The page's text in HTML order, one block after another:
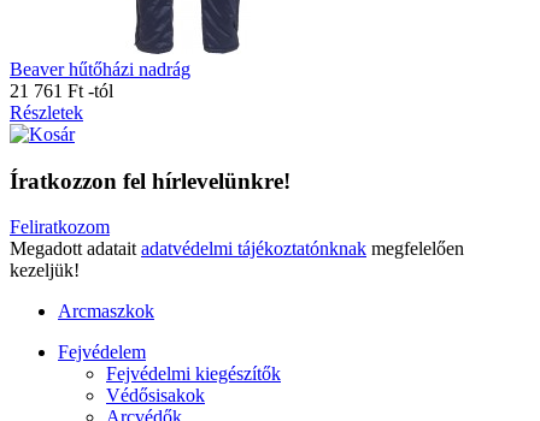
Beaver hűtőházi nadrág
21 761 Ft -tól
Részletek
Íratkozzon fel hírlevelünkre!
Feliratkozom
Megadott adatait adatvédelmi tájékoztatónknak megfelelően
kezeljük!
Arcmaszkok
Fejvédelem
Fejvédelmi kiegészítők
Védősisakok